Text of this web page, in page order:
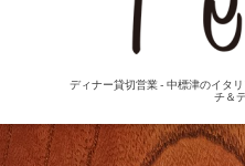
ディナー貸切営業 - 中標津のイタ
チ＆